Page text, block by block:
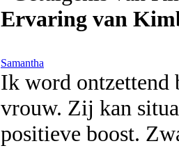
Ervaring van
Samantha
Ik word ontzettend
vrouw. Zij kan
positieve boost.